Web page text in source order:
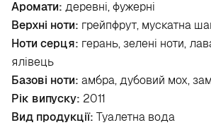
Аромати: деревні, фужерні
Верхні ноти: грейпфрут, мускатна
Ноти серця: герань, зелені ноти,
ялівець
Базові ноти: амбра, дубовий мох,
Рік випуску: 2011
Вид продукції: Туалетна вода